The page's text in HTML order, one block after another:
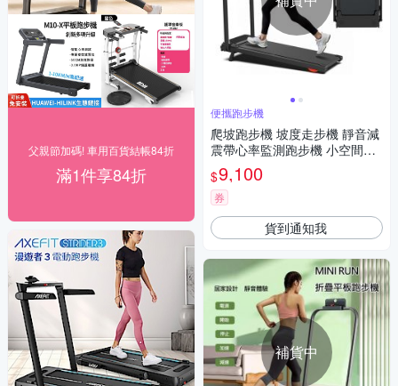
父親節加碼! 車用百貨結帳84折
滿1件享84折
便攜跑步機
爬坡跑步機 坡度走步機 靜音減
震帶心率監測跑步機 小空間居
家健身器材 扶手跑步機
$9,100
券
貨到通知我
補貨中